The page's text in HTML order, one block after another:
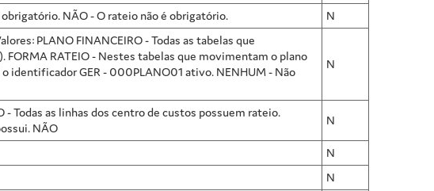
NÃO - O rateio não é obrigatório. N
PLANO FINANCEIRO - Todas as tabelas que
FORMA RATEIO - Nestes tabelas que movimentam o plano
identificador GER - 000PLANO01 ativo. NENHUM - Não
N
Todas as linhas dos centro de custos possuem rateio.
NÃO
N
N
N